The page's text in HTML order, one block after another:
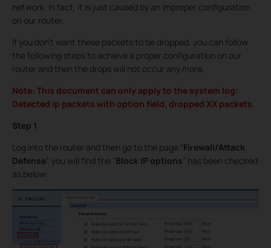
network. In fact, it is just caused by an improper configuration
on our router.
If you don’t want these packets to be dropped, you can follow
the following steps to achieve a proper configuration on our
router and then the drops will not occur any more.
Note: This document can only apply to the system log:
Detected ip packets with option field, dropped XX packets.
Step 1
Log into the router and then go to the page “Firewall/Attack
Defense”, you will find the “Block IP options” has been checked
as below: